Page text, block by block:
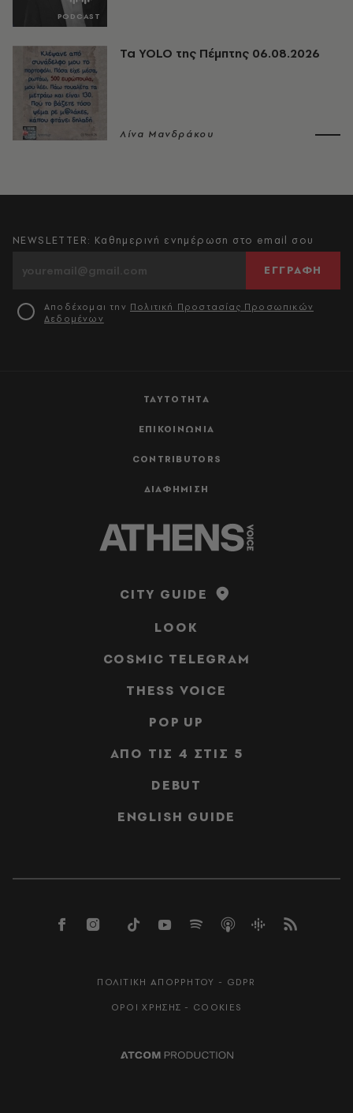
Τα YOLO της Πέμπτης 06.08.2026
Λίνα Μανδράκου
ΤΑΥΤΟΤΗΤΑ
ΕΠΙΚΟΙΝΩΝΙΑ
CONTRIBUTORS
ΔΙΑΦΗΜΙΣΗ
NEWSLETTER: Καθημερινή ενημέρωση στο email σου
ΕΓΓΡΑΦΗ
Αποδέχομαι την Πολιτική Προστασίας Προσωπικών
Δεδομένων
CITY GUIDE
LOOK
COSMIC TELEGRAM
THESS VOICE
POP UP
ΑΠΟ ΤΙΣ 4 ΣΤΙΣ 5
DEBUT
ENGLISH GUIDE
ΠΟΛΙΤΙΚΗ ΑΠΟΡΡΗΤΟΥ - GDPR
ΟΡΟΙ ΧΡΗΣΗΣ - COOKIES